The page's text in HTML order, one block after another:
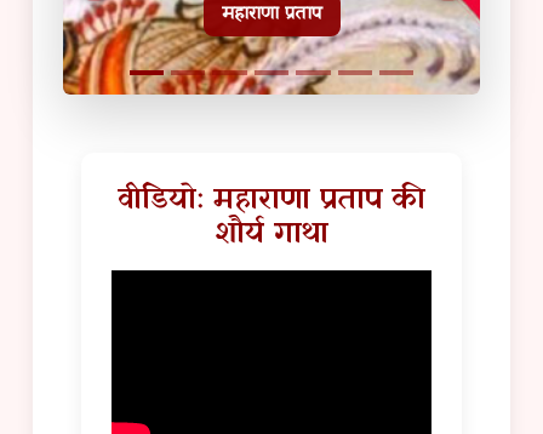
हल्दीघाटी टूरिस्ट गाइड
वीडियो: महाराणा प्रताप की
शौर्य गाथा